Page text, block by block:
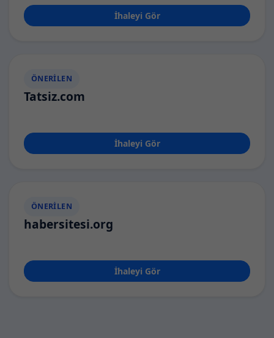
İhaleyi Gör
ÖNERILEN
Tatsiz.com
İhaleyi Gör
ÖNERILEN
habersitesi.org
İhaleyi Gör